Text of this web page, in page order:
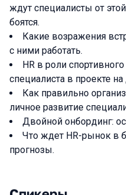
ждут специалисты от
боятся.
Какие возражения
с ними работать.
HR в роли
специалиста в проекте
Как правильно
личное развитие
Двойной онбординг:
Что ждет HR-рынок в
прогнозы.